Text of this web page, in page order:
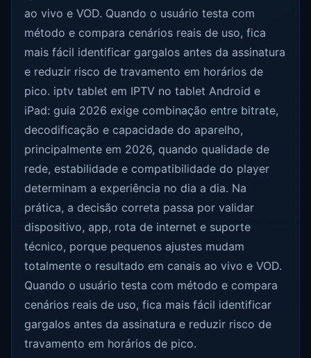
ao vivo e VOD. Quando o usuário testa com
método e compara cenários reais de uso, fica
mais fácil identificar gargalos antes da assinatura
e reduzir risco de travamento em horários de
pico. iptv tablet em IPTV no tablet Android e
iPad: guia 2026 exige combinação entre bitrate,
decodificação e capacidade do aparelho,
principalmente em 2026, quando qualidade de
rede, estabilidade e compatibilidade do player
determinam a experiência no dia a dia. Na
prática, a decisão correta passa por validar
dispositivo, app, rota de internet e suporte
técnico, porque pequenos ajustes mudam
totalmente o resultado em canais ao vivo e VOD.
Quando o usuário testa com método e compara
cenários reais de uso, fica mais fácil identificar
gargalos antes da assinatura e reduzir risco de
travamento em horários de pico.